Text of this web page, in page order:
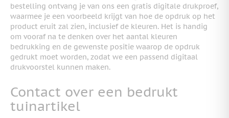
bestelling ontvang je van ons een gratis digitale drukproef,
waarmee je een voorbeeld krijgt van hoe de opdruk op het
product eruit zal zien, inclusief de kleuren. Het is handig
om vooraf na te denken over het aantal kleuren
bedrukking en de gewenste positie waarop de opdruk
gedrukt moet worden, zodat we een passend digitaal
drukvoorstel kunnen maken.
Contact over een bedrukt
tuinartikel